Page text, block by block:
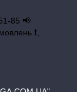
85 📢
❗,